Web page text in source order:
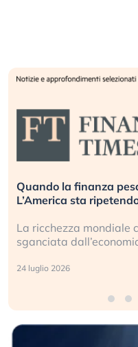
Quando la finanza
L’America sta
La ricchezza mondiale
sganciata
24 luglio 2026